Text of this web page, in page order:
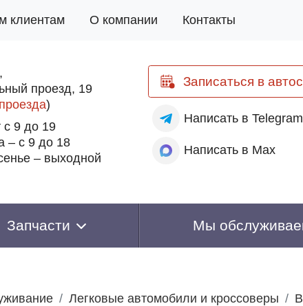
клиентам О компании Контакты
проезд, 19
)
9 до 19
– с 9 до 18
– выходной
Записаться в
Написатьв Telegram
Написатьв Max
Запчасти Мы
Легковые автомобили и кроссоверы